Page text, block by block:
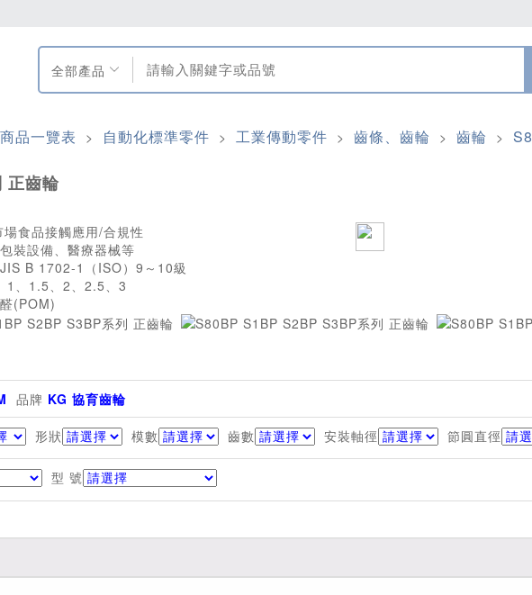
全部產品
商品一覽表 > 自動化標準零件 > 工業傳動零件 > 齒條、齒輪 > 齒輪 >
正齒輪
食品接觸應用/合規性
裝設備、醫療器械等
B 1702-1（ISO）9～10級
1、1.5、2、2.5、3
(POM)
品牌 KG 協育齒輪
形狀 模數 齒數 安裝軸徑 節圓直徑
型 號